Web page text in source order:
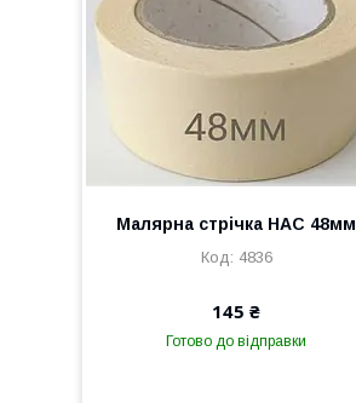
Малярна стрічка НАС 48мм
4836
145 ₴
Готово до відправки